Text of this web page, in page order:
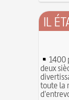
IL
1400
deux
toute la